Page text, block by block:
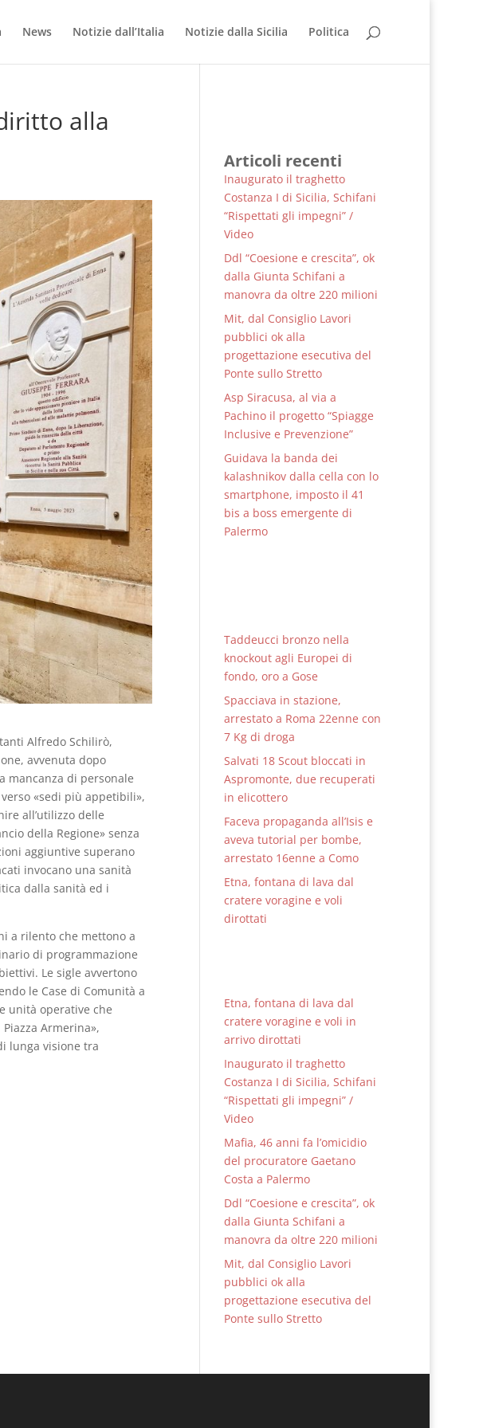
News Notizie dall’Italia Notizie dalla Sicilia Politica
alla
Alfredo Schilirò,
avvenuta dopo
mancanza di personale
«sedi più appetibili»,
all’utilizzo delle
della Regione» senza
aggiuntive superano
invocano una sanità
dalla sanità ed i
a rilento che mettono a
di programmazione
Le sigle avvertono
le Case di Comunità a
unità operative che
Armerina»,
lunga visione tra
Articoli recenti
Inaugurato il traghetto
Costanza I di Sicilia, Schifani
“Rispettati gli impegni” /
Video
Ddl “Coesione e crescita”, ok
dalla Giunta Schifani a
manovra da oltre 220 milioni
Mit, dal Consiglio Lavori
pubblici ok alla
progettazione esecutiva del
Ponte sullo Stretto
Asp Siracusa, al via a
Pachino il progetto “Spiagge
Inclusive e Prevenzione”
Guidava la banda dei
kalashnikov dalla cella con lo
smartphone, imposto il 41
bis a boss emergente di
Palermo
Taddeucci bronzo nella
knockout agli Europei di
fondo, oro a Gose
Spacciava in stazione,
arrestato a Roma 22enne con
7 Kg di droga
Salvati 18 Scout bloccati in
Aspromonte, due recuperati
in elicottero
Faceva propaganda all’Isis e
aveva tutorial per bombe,
arrestato 16enne a Como
Etna, fontana di lava dal
cratere voragine e voli
dirottati
Etna, fontana di lava dal
cratere voragine e voli in
arrivo dirottati
Inaugurato il traghetto
Costanza I di Sicilia, Schifani
“Rispettati gli impegni” /
Video
Mafia, 46 anni fa l’omicidio
del procuratore Gaetano
Costa a Palermo
Ddl “Coesione e crescita”, ok
dalla Giunta Schifani a
manovra da oltre 220 milioni
Mit, dal Consiglio Lavori
pubblici ok alla
progettazione esecutiva del
Ponte sullo Stretto